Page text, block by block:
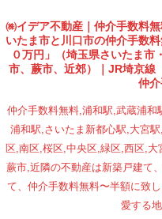
㈱イデア不動産｜仲介手数料
いたま市と川口市の仲介手数
０万円」（埼玉県さいたま市
市、蕨市、近郊）｜JR埼京
仲
仲介手数料無料,浦和駅,武蔵浦
浦和駅,さいたま新都心駅,大宮
区,南区,桜区,中央区,緑区,西区,
蕨市,近隣の不動産は新築戸建て
て、仲介手数料無料〜半額に致
愛する